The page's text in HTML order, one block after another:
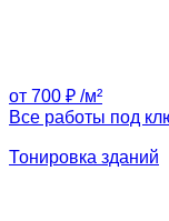
от 700 ₽ /м²
Все работы под
Тонировка зданий